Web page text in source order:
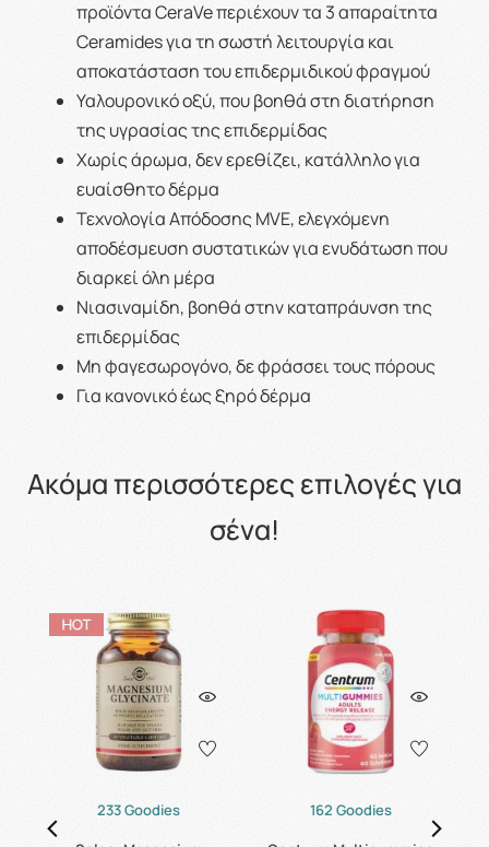
προϊόντα CeraVe περιέχουν τα 3 απαραίτητα
Ceramides για τη σωστή λειτουργία και
αποκατάσταση του επιδερμιδικού φραγμού
Υαλουρονικό οξύ, που βοηθά στη διατήρηση
της υγρασίας της επιδερμίδας
Χωρίς άρωμα, δεν ερεθίζει, κατάλληλο για
ευαίσθητο δέρμα
Τεχνολογία Απόδοσης MVE, ελεγχόμενη
αποδέσμευση συστατικών για ενυδάτωση που
διαρκεί όλη μέρα
Νιασιναμίδη, βοηθά στην καταπράυνση της
επιδερμίδας
Μη φαγεσωρογόνο, δε φράσσει τους πόρους
Για κανονικό έως ξηρό δέρμα
Ακόμα περισσότερες επιλογές για
σένα!
233 Goodies
162 Goodies